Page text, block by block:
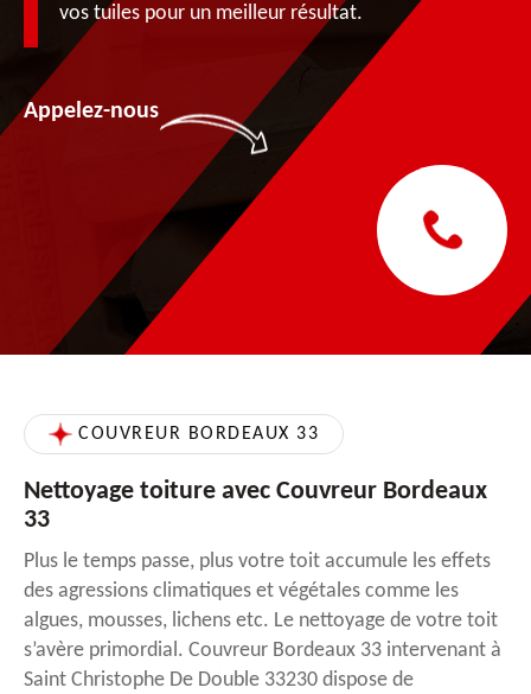
vos tuiles pour un meilleur résultat.
Appelez-nous
COUVREUR BORDEAUX 33
Nettoyage toiture avec Couvreur Bordeaux
33
Plus le temps passe, plus votre toit accumule les effets
des agressions climatiques et végétales comme les
algues, mousses, lichens etc. Le nettoyage de votre toit
s’avère primordial. Couvreur Bordeaux 33 intervenant à
Saint Christophe De Double 33230 dispose de